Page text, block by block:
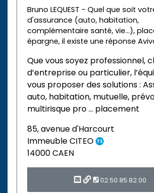
Bruno LEQUEST - Quel que soit
d'assurance (auto, habitation,
complémentaire santé, vie...),
épargne, il existe une réponse
Que vous soyez professionnel,
d’entreprise ou particulier,
vous proposer des solutions :
auto, habitation, mutuelle,
multirisque pro … placement
85, avenue d'Harcourt
Immeuble CITEO
14000 CAEN
02.50.85.82.00